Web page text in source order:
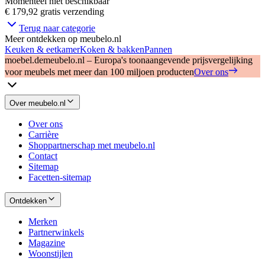
€ 179,92 gratis verzending
Terug naar categorie
Meer ontdekken op meubelo.nl
Keuken & eetkamerKoken & bakkenPannen
moebel.demeubelo.nl – Europa's toonaangevende prijsvergelijking
voor meubels met meer dan 100 miljoen productenOver ons
Over meubelo.nl
Over ons
Carrière
Shoppartnerschap met meubelo.nl
Contact
Sitemap
Facetten-sitemap
Ontdekken
Merken
Partnerwinkels
Magazine
Woonstijlen